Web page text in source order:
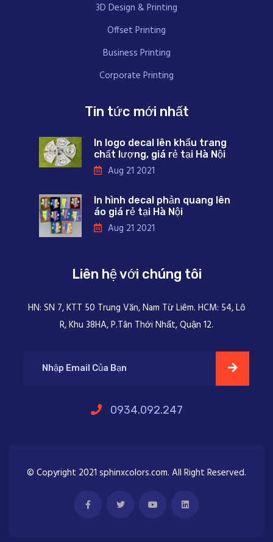
3D Design & Printing
Offset Printing
Business Printing
Corporate Printing
Tin tức mới nhất
In logo decal lên khẩu trang
chất lượng, giá rẻ tại Hà Nội
Aug 21 2021
In hình decal phản quang lên
áo giá rẻ tại Hà Nội
Aug 21 2021
Liên hệ với chúng tôi
HN: SN 7, KTT 50 Trung Văn, Nam Từ Liêm. HCM: 54, Lô
R, Khu 38HA, P.Tân Thới Nhất, Quận 12.
0934.092.247
© Copyright 2021 sphinxcolors.com. All Right Reserved.